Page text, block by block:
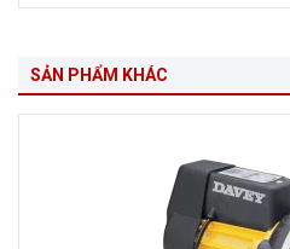
SẢN PHẨM KHÁC